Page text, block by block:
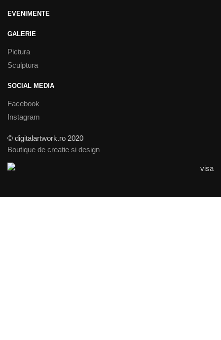
EVENIMENTE
GALERIE
Pictura
Sculptura
SOCIAL MEDIA
Facebook
Instagram
© digitalartwork.ro 2020
Boutique de creatie si design